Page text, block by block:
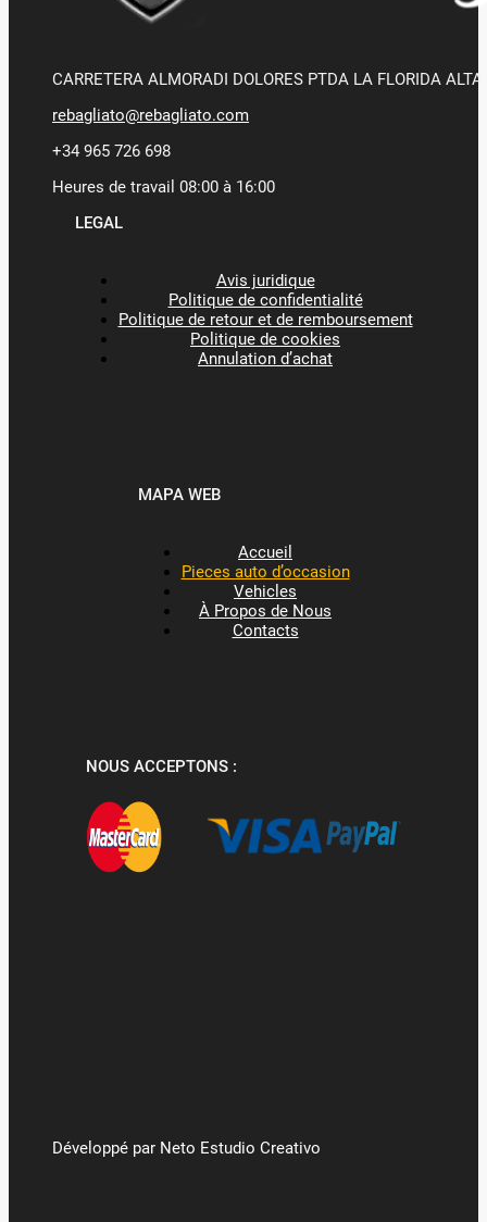
CARRETERA ALMORADI DOLORES PTDA LA FLORIDA
rebagliato@rebagliato.com
+34 965 726 698
Heures de travail 08:00 à 16:00
LEGAL
Avis juridique
Politique de confidentialité
Politique de retour et de remboursement
Politique de cookies
Annulation d’achat
MAPA WEB
Accueil
Pieces auto d’occasion
Vehicles
À Propos de Nous
Contacts
NOUS ACCEPTONS :
Développé par Neto Estudio Creativo